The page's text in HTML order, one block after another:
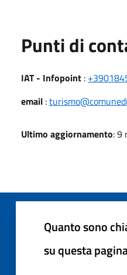
Punti di
IAT - Infopoint :
email :
Ultimo aggiornamento: 9
Quanto sono
su questa